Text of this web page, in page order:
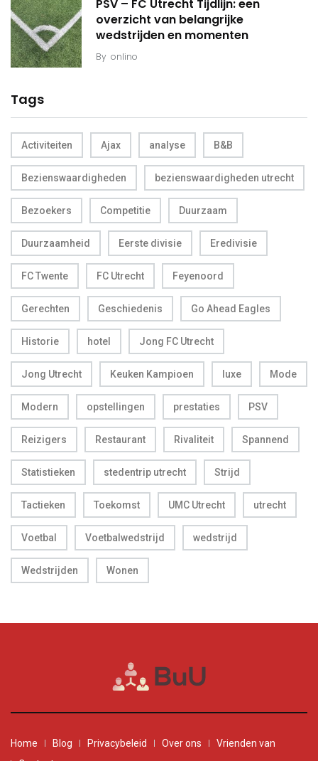
PSV – FC Utrecht Tijdlijn: een
overzicht van belangrijke
wedstrijden en momenten
By onlino
Tags
Activiteiten Ajax analyse B&B
Bezienswaardigheden bezienswaardigheden utrecht
Bezoekers Competitie Duurzaam
Duurzaamheid Eerste divisie Eredivisie
FC Twente FC Utrecht Feyenoord
Gerechten Geschiedenis Go Ahead Eagles
Historie hotel Jong FC Utrecht
Jong Utrecht Keuken Kampioen luxe Mode
Modern opstellingen prestaties PSV
Reizigers Restaurant Rivaliteit Spannend
Statistieken stedentrip utrecht Strijd
Tactieken Toekomst UMC Utrecht utrecht
Voetbal Voetbalwedstrijd wedstrijd
Wedstrijden Wonen
Home Blog Privacybeleid Over ons
Vrienden van